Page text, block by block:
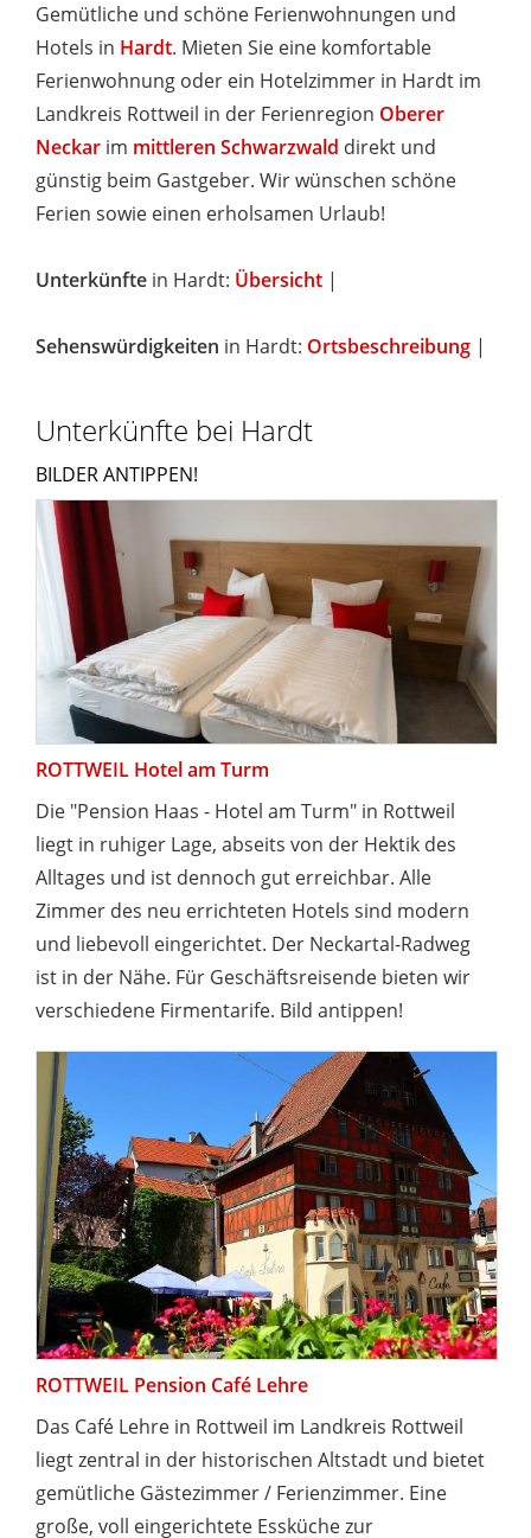
Gemütliche und schöne Ferienwohnungen und
Hotels in Hardt. Mieten Sie eine komfortable
Ferienwohnung oder ein Hotelzimmer in Hardt im
Landkreis Rottweil in der Ferienregion Oberer
Neckar im mittleren Schwarzwald direkt und
günstig beim Gastgeber. Wir wünschen schöne
Ferien sowie einen erholsamen Urlaub!
Unterkünfte in Hardt: Übersicht |
Sehenswürdigkeiten in Hardt: Ortsbeschreibung |
Unterkünfte bei Hardt
BILDER ANTIPPEN!
ROTTWEIL Hotel am Turm
Die "Pension Haas - Hotel am Turm" in Rottweil
liegt in ruhiger Lage, abseits von der Hektik des
Alltages und ist dennoch gut erreichbar. Alle
Zimmer des neu errichteten Hotels sind modern
und liebevoll eingerichtet. Der Neckartal-Radweg
ist in der Nähe. Für Geschäftsreisende bieten wir
verschiedene Firmentarife. Bild antippen!
ROTTWEIL Pension Café Lehre
Das Café Lehre in Rottweil im Landkreis Rottweil
liegt zentral in der historischen Altstadt und bietet
gemütliche Gästezimmer / Ferienzimmer. Eine
große, voll eingerichtete Essküche zur